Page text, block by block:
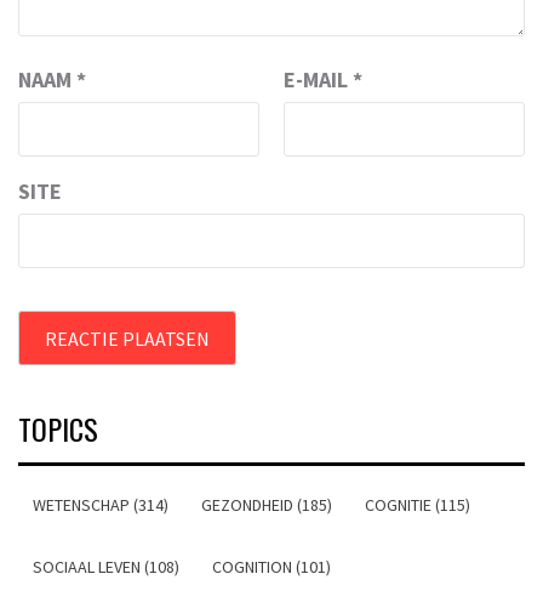
NAAM * E-MAIL *
SITE
TOPICS
WETENSCHAP (314) GEZONDHEID (185) COGNITIE (115)
SOCIAAL LEVEN (108) COGNITION (101)